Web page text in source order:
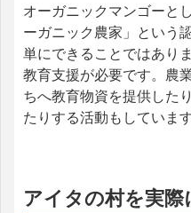
オーガニックマンゴーと
ーガニック農家」という
単にできることではあり
教育支援が必要です。農
ちへ教育物資を提供した
たりする活動もしています
アイタの村を実際